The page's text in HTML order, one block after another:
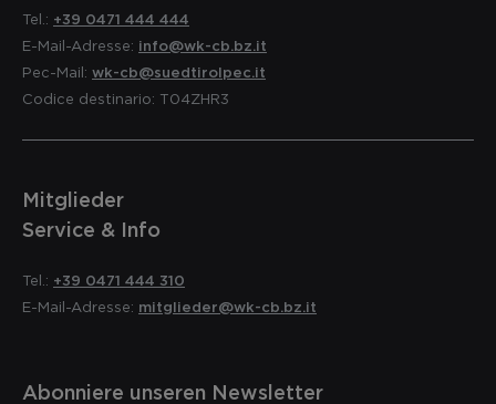
Tel.: +39 0471 444 444
E-Mail-Adresse: info@wk-cb.bz.it
Pec-Mail: wk-cb@suedtirolpec.it
Codice destinario: T04ZHR3
Mitglieder
Service & Info
Tel.: +39 0471 444 310
E-Mail-Adresse: mitglieder@wk-cb.bz.it
Abonniere unseren Newsletter